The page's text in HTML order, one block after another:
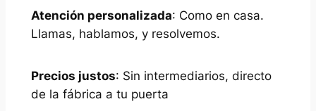
Atención personalizada: Como en casa.
Llamas, hablamos, y resolvemos.
Precios justos: Sin intermediarios, directo
de la fábrica a tu puerta